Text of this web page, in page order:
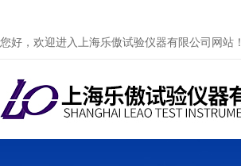
您好，欢迎进入上海乐傲试验仪器有限公司网站！